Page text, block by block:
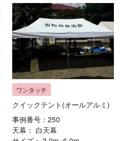
クイックテント(オールアルミ)
事例番号：250
天幕： 白天幕